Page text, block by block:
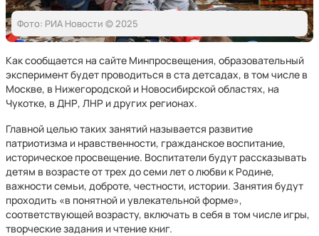
Фото: РИА Новости © 2025
Как сообщается на сайте Минпросвещения, образовательный
эксперимент будет проводиться в ста детсадах, в том числе в
Москве, в Нижегородской и Новосибирской областях, на
Чукотке, в ДНР, ЛНР и других регионах.
Главной целью таких занятий называется развитие
патриотизма и нравственности, гражданское воспитание,
историческое просвещение. Воспитатели будут рассказывать
детям в возрасте от трех до семи лет о любви к Родине,
важности семьи, доброте, честности, истории. Занятия будут
проходить «в понятной и увлекательной форме»,
соответствующей возрасту, включать в себя в том числе игры,
творческие задания и чтение книг.